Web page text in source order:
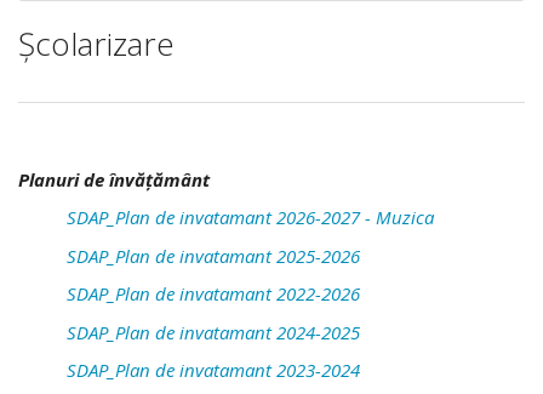
Școlarizare
Planuri de învățământ
SDAP_Plan de invatamant 2026-2027 - Muzica
SDAP_Plan de invatamant 2025-2026
SDAP_Plan de invatamant 2022-2026
SDAP_Plan de invatamant 2024-2025
SDAP_Plan de invatamant 2023-2024